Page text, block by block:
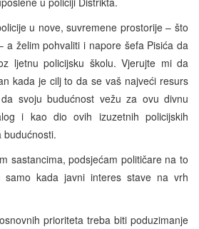
u nove, suvremene prostorije – što
a želim pohvaliti i napore šefa Pisića da
ljetnu policijsku školu. Vjerujte mi da
kada je cilj to da se vaš najveći resurs
svoju budućnost vežu za ovu divnu
i kao dio ovih izuzetnih policijskih
budućnosti.
sastancima, podsjećam političare na to
kada javni interes stave na vrh
prioriteta treba biti poduzimanje